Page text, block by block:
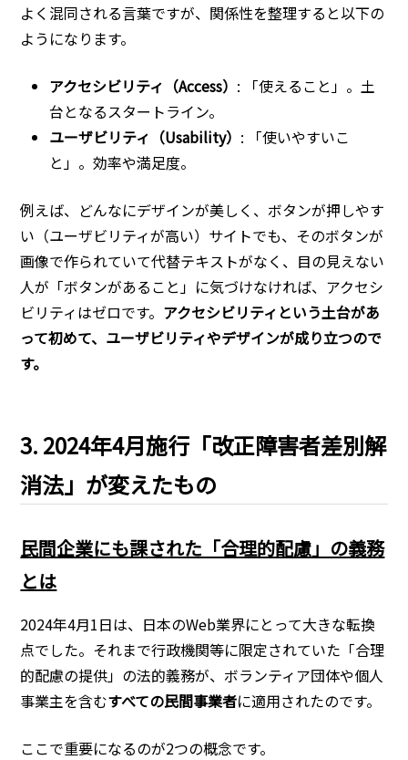
よく混同される言葉ですが、関係性を整理すると以下の
ようになります。
アクセシビリティ（Access） : 「使えること」。土
台となるスタートライン。
ユーザビリティ（Usability） : 「使いやすいこ
と」。効率や満足度。
例えば、どんなにデザインが美しく、ボタンが押しやす
い（ユーザビリティが高い）サイトでも、そのボタンが
画像で作られていて代替テキストがなく、目の見えない
人が「ボタンがあること」に気づけなければ、アクセシ
ビリティはゼロです。 アクセシビリティという土台があ
って初めて、ユーザビリティやデザインが成り立つので
す。
3. 2024年4月施行「改正障害者差別解
消法」が変えたもの
民間企業にも課された「合理的配慮」の義務
とは
2024年4月1日は、日本のWeb業界にとって大きな転換
点でした。それまで行政機関等に限定されていた「合理
的配慮の提供」の法的義務が、ボランティア団体や個人
事業主を含むすべての民間事業者に適用されたのです。
ここで重要になるのが2つの概念です。